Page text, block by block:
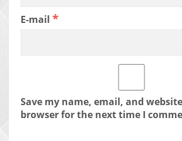
E-mail *
Save my name, email, and
browser for the next time I